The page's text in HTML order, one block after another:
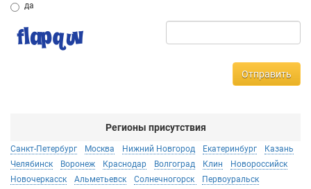
да
Отправить
Регионы присутствия
Санкт-Петербург Москва Нижний Новгород Екатеринбург
Казань
Челябинск
Воронеж Краснодар Волгоград Клин
Новороссийск
Новочеркасск
Альметьевск Солнечногорск
Первоуральск